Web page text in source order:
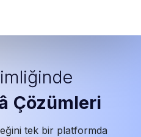
Çözümleri
tek bir platformda